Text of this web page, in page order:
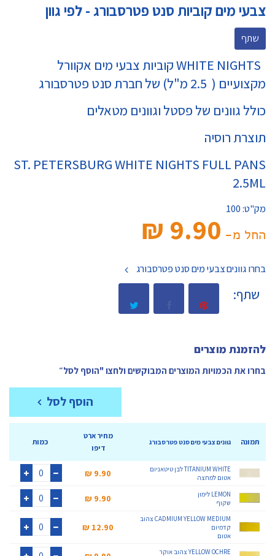
צבעי מים קוביות סנט פטרסבורג - לפי גוון
שתף
WHITE NIGHTS קוביות צבעי מים אקוורל
מקצועיים ( 2.5 מ"ל) של חברת סנט פטרסבורג
כולל גוונים של פסטל וגוונים מטאלים
תוצרת רוסיה
ST. PETERSBURG WHITE NIGHTS FULL PANS
2.5ML
מק"ט:100
החל מ- 9.90 ₪‎
בחרו גוונים צבעי מים סנט פטרסבורג
שתף:
להזמנת מוצרים
בחרו את הכמויות המוצרים המבוקשים ולחצו "הוסף לסל״
הוסף לסל
תמונה גוונים צבעי מים סנט פטרסבורג
מחיר ארט
דיפו
כמות
TITANIUM WHITE לבן טיטאניום
אטום למחצה
9.90 ₪‎
-
+
LEMON לימון
שקוף
9.90 ₪‎
-
+
CADMIUM YELLOW MEDIUM צהוב
קדמיום
אטום
12.90 ₪‎
-
+
YELLOW OCHRE צהוב אוקר